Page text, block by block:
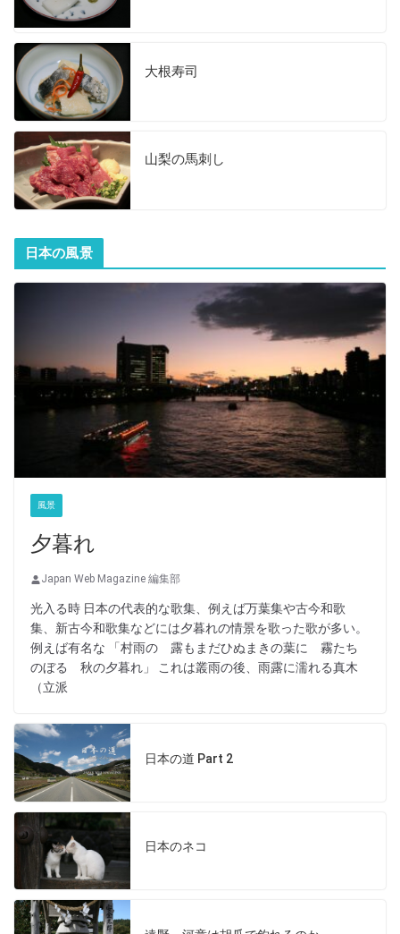
大根寿司
山梨の馬刺し
日本の風景
風景
夕暮れ
Japan Web Magazine 編集部
光入る時 日本の代表的な歌集、例えば万葉集や古今和歌
集、新古今和歌集などには夕暮れの情景を歌った歌が多い。
例えば有名な 「村雨の 露もまだひぬまきの葉に 霧たち
のぼる 秋の夕暮れ」 これは叢雨の後、雨露に濡れる真木
（立派
日本の道 Part 2
日本のネコ